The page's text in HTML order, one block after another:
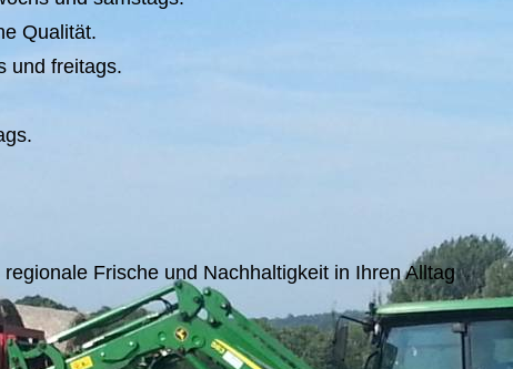
Qualität.
und freitags.
Frische und Nachhaltigkeit in Ihren Alltag